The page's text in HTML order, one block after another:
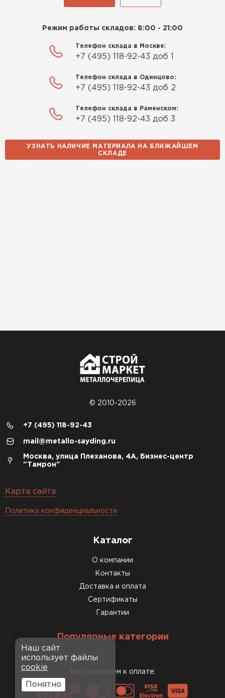
Режим работы складов: 8:00 - 21:00
Телефон склада в Москве:
+7 (495) 118-92-43 доб 1
Телефон склада в Одинцово:
+7 (495) 118-92-43 доб 2
Телефон склада в Раменском:
+7 (495) 118-92-43 доб 3
УЗНАТЬ НАЛИЧИЕ МАТЕРИАЛА НА БЛИЖАЙШЕМ
СКЛАДЕ
© 2010-2026
+7 (495) 118-92-43
mail@metallo-sayding.ru
Москва, улица Плеханова, 4А, Бизнес-центр
"Тамрон"
Карта сайта
Политика конфиденциальности
Каталог
О компании
Контакты
Доставка и оплата
Сертификаты
Гарантии
Популярные категории
Мы принимаем к оплате:
Наш сайт
использует файлы
cookie
Понятно